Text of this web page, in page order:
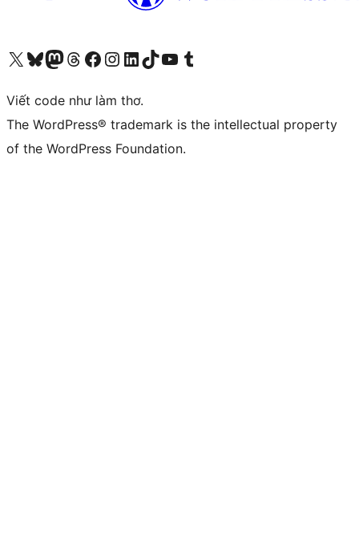
Truy cập tài khoản X (trước đây là Twitter) của chúng tôiVisit our Bluesky account
Visit our Mastodon account
Visit our Threads account
Xem trang Facebook của chúng tôiTruy cập tài khoản Instagram của chúng tôiTruy cập tài khoản LinkedIn của chúng tôiVisit our TikTok account
Truy cập kênh YouTube của chúng tôi Visit our Tumblr account
Viết code như làm thơ.
The WordPress® trademark is the intellectual property
of the WordPress Foundation.